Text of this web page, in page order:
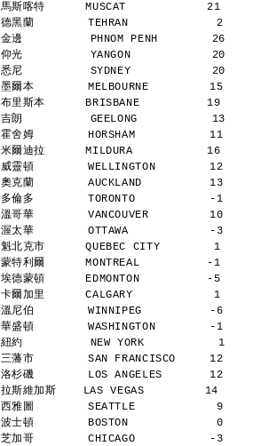
馬斯喀特      MUSCAT            21
德黑蘭        TEHRAN             2
金邊          PHNOM PENH        26
仰光          YANGON            20
悉尼          SYDNEY            20
墨爾本        MELBOURNE         15
布里斯本      BRISBANE          19
吉朗          GEELONG           13
霍舍姆        HORSHAM           11
米爾迪拉      MILDURA           16
威靈頓        WELLINGTON        12
奧克蘭        AUCKLAND          13
多倫多        TORONTO           -1
溫哥華        VANCOUVER         10
渥太華        OTTAWA            -3
魁北克市      QUEBEC CITY        1
蒙特利爾      MONTREAL          -1
埃德蒙頓      EDMONTON          -5
卡爾加里      CALGARY            1
溫尼伯        WINNIPEG          -6
華盛頓        WASHINGTON        -1
紐約          NEW YORK           1
三藩市        SAN FRANCISCO     12
洛杉磯        LOS ANGELES       12
拉斯維加斯    LAS VEGAS         14
西雅圖        SEATTLE            9
波士頓        BOSTON             0
芝加哥        CHICAGO           -3